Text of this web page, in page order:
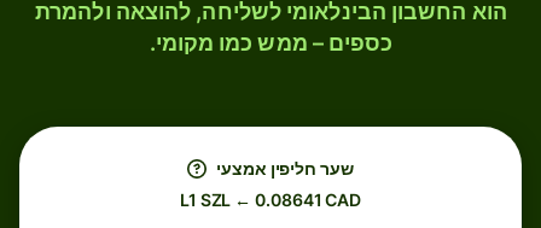
הוא החשבון הבינלאומי לשליחה, להוצאה ולהמרת
כספים – ממש כמו מקומי.
שער חליפין אמצעי
L1 SZL ← 0.08641 CAD